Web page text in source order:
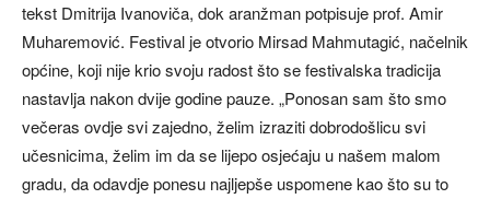
tekst Dmitrija Ivanoviča, dok aranžman potpisuje prof. Amir
Muharemović. Festival je otvorio Mirsad Mahmutagić, načelnik
općine, koji nije krio svoju radost što se festivalska tradicija
nastavlja nakon dvije godine pauze. „Ponosan sam što smo
večeras ovdje svi zajedno, želim izraziti dobrodošlicu svi
učesnicima, želim im da se lijepo osjećaju u našem malom
gradu, da odavdje ponesu najljepše uspomene kao što su to